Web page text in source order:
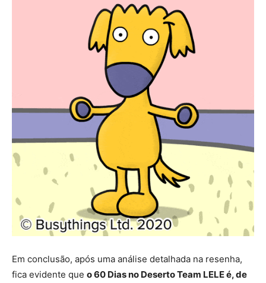
Em conclusão, após uma análise detalhada na resenha,
fica evidente que o 60 Dias no Deserto Team LELE é, de